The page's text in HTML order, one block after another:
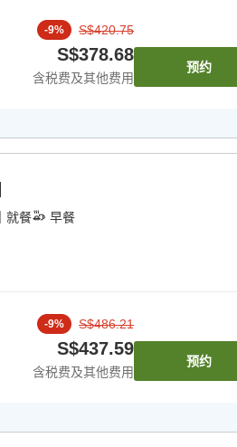
-9% S$420.75
S$378.68
含税费及其他费用
预约
就餐 早餐
-9% S$486.21
S$437.59
含税费及其他费用
预约